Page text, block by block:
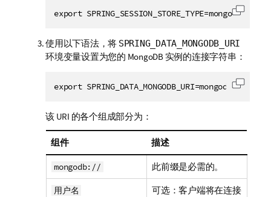
export SPRING_SESSION_STORE_TYPE=mongo 复制代
使用以下语法，将 SPRING_DATA_MONGODB_URI
环境变量设置为您的 MongoDB 实例的连接字符串：
export SPRING_DATA_MONGODB_URI=mongodb://复制代
该 URI 的各个组成部分为：
组件 描述
mongodb:// 此前缀是必需的。
用户名
可选：客户端将在连接